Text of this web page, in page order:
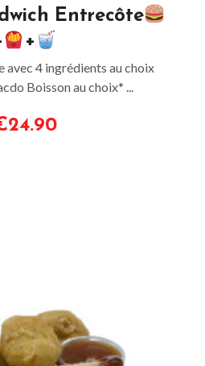
Entrecôte
+
avec 4 ingrédients au choix
Boisson au choix* ...